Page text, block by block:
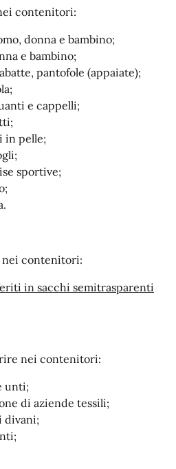
contenitori:
donna e bambino;
e bambino;
pantofole (appaiate);
e cappelli;
in pelle;
sportive;
nei contenitori:
in sacchi semitrasparenti
nei contenitori:
unti;
di aziende tessili;
divani;